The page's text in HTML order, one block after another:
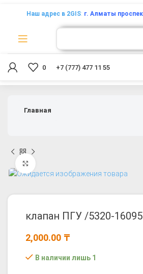
Наш адрес в 2GIS: г. Алматы
0 +7 (777) 477 11 55
Главная
клапан ПГУ /5320-
2,000.00 ₸
В наличии лишь 1